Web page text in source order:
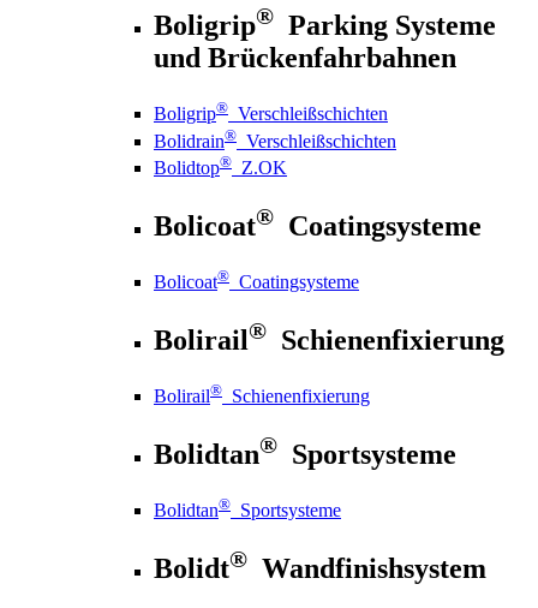
Boligrip® Parking Systeme
und Brückenfahrbahnen
Boligrip® Verschleißschichten
Bolidrain® Verschleißschichten
Bolidtop® Z.OK
Bolicoat® Coatingsysteme
Bolicoat® Coatingsysteme
Bolirail® Schienenfixierung
Bolirail® Schienenfixierung
Bolidtan® Sportsysteme
Bolidtan® Sportsysteme
Bolidt® Wandfinishsystem